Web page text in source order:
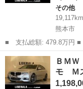
その他
19,117km
熊本市
■ 支払総額: 479.8万円 ■ 車両本体価格： 4,722,000 円 ■ メーカ
ー名： ＢＭＷ ■ 車種
ｅ ２０ｄ Ｍスポーツ
シート 前...
熊本 熊本市
ＢＭＷ
モ Ｍ